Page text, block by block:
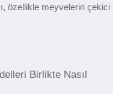
özellikle meyvelerin
Birlikte Nasıl